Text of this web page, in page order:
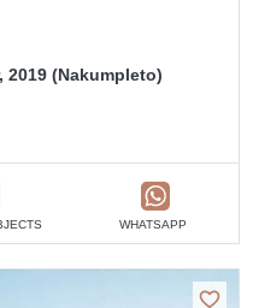
2019 (Nakumpleto)
WHATSAPP